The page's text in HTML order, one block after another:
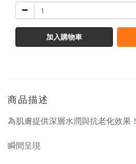
加入購物車
商品描述
為肌膚提供深層水潤與抗老化效果！
瞬間呈現